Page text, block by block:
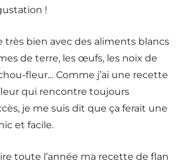
!
très bien avec des aliments blancs
de terre, les œufs, les noix de
fleur… Comme j’ai une recette
qui rencontre toujours
je me suis dit que ça ferait une
et facile.
toute l’année ma recette de flan